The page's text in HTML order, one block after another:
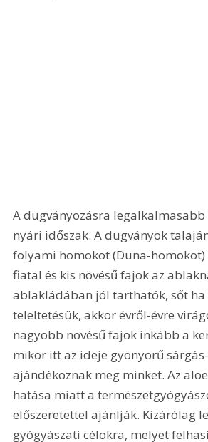
A dugványozásra legalkalmasabb
nyári időszak. A dugványok
folyami homokot (Duna-homokot)
fiatal és kis növésű fajok az
ablakládában jól tarthatók, sőt ha
teleltetésük, akkor évről-évre
nagyobb növésű fajok inkább a
mikor itt az ideje gyönyörű
ajándékoznak meg minket. Az
hatása miatt a
előszeretettel ajánlják. Kizárólag
gyógyászati célokra, melyet